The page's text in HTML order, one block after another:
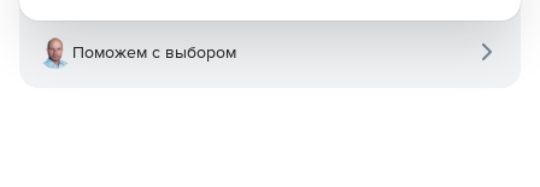
Поможем с выбором